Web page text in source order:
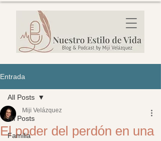
Entrada
All Posts
Familia
All Posts
El poder del perdón en una
Miji Velázquez